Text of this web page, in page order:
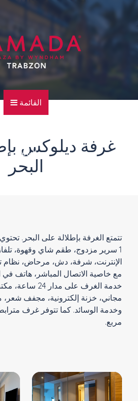
للهاتفغرفة ديلوكس
البحر
الإنترنت، شرفة، دش، مرحاض،
مع خاصية الاتصال المباشر، هاتف في
خدمة الغرف على
مجاني، خزنة إلكترونية، مجفف
مربع.